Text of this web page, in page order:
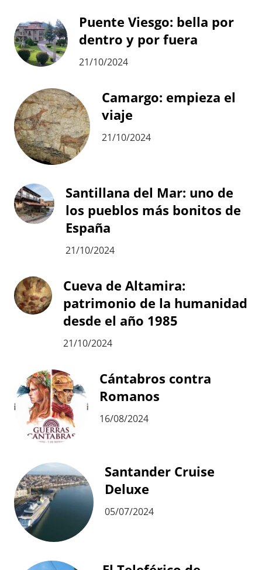
Puente Viesgo: bella por
dentro y por fuera
21/10/2024
Camargo: empieza el
viaje
21/10/2024
Santillana del Mar: uno de
los pueblos más bonitos de
España
21/10/2024
Cueva de Altamira:
patrimonio de la humanidad
desde el año 1985
21/10/2024
Cántabros contra
Romanos
16/08/2024
Santander Cruise
Deluxe
05/07/2024